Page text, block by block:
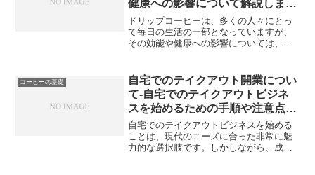
健康への影響について解説しま
す。
ドリップコーヒーは、多くの人々にとっ
て毎日の生活の一部となっていますが、
その効能や健康への影響については、意
ヒーとは」から始まり、「アンチオキシ
ダントの供給」や「脳機能...
コーヒーの基礎
自宅でのテイクアウト開業につい
て-自宅でのテイクアウトビジネ
スを始めるための手順や注意点を
解説します。
自宅でのテイクアウトビジネスを始める
ことは、現代のニーズに合った非常に魅
力的な選択肢です。しかしながら、成功